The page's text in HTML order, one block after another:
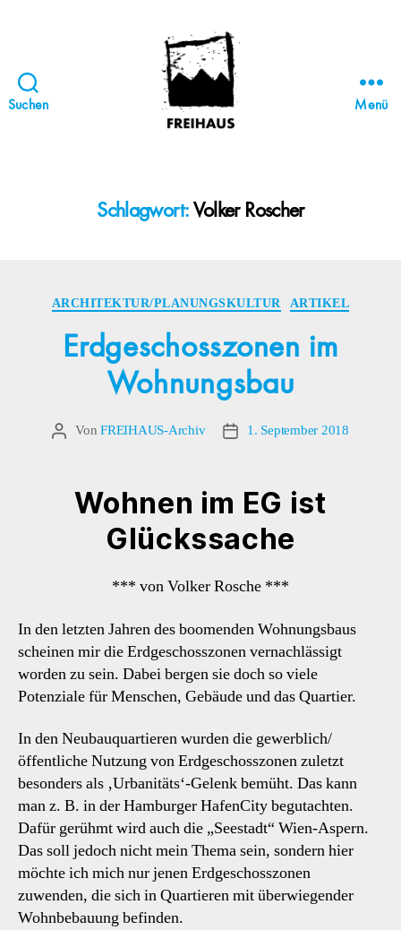
Suchen
STATTBAU
HAMBURG
Menü
Schlagwort: Volker Roscher
Kategorien
ARCHITEKTUR/PLANUNGSKULTUR ARTIKEL
Erdgeschosszonen im
Wohnungsbau
Beitragsautor
VonFREIHAUS-Archiv Veröffentlichungsdatum
1. September 2018
Wohnen im EG ist
Glückssache
*** von Volker Rosche ***
In den letzten Jahren des boomenden Wohnungsbaus
scheinen mir die Erdgeschosszonen vernachlässigt
worden zu sein. Dabei bergen sie doch so viele
Potenziale für Menschen, Gebäude und das Quartier.
In den Neubauquartieren wurden die gewerblich/
öffentliche Nutzung von Erdgeschosszonen zuletzt
besonders als ‚Urbanitäts‘-Gelenk bemüht. Das kann
man z. B. in der Hamburger HafenCity begutachten.
Dafür gerühmt wird auch die „Seestadt“ Wien-Aspern.
Das soll jedoch nicht mein Thema sein, sondern hier
möchte ich mich nur jenen Erdgeschosszonen
zuwenden, die sich in Quartieren mit überwiegender
Wohnbebauung befinden.